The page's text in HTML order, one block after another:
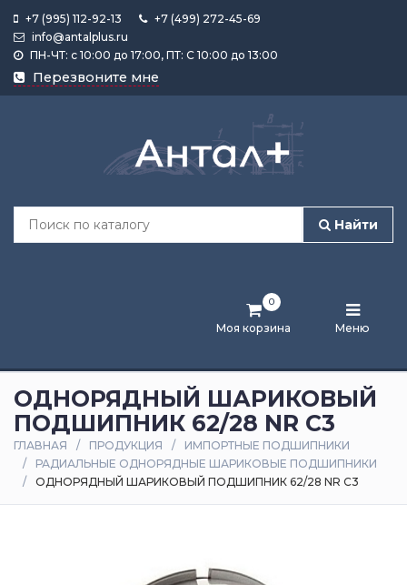
+7 (995) 112-92-13
+7 (499) 272-45-69
info@antalplus.ru
ПН-ЧТ: с 10:00 до 17:00, ПТ: С 10:00 до 13:00
Перезвоните мне
Найти
Моя корзина
0
Меню
Каталог
продукции
Лента
и
статьи
Оплата
доставка
ОДНОРЯДНЫЙ ШАРИКОВЫЙ
ПОДШИПНИК 62/28 NR C3
ГЛАВНАЯ ПРОДУКЦИЯ
ИМПОРТНЫЕ ПОДШИПНИКИ
РАДИАЛЬНЫЕ ОДНОРЯДНЫЕ ШАРИКОВЫЕ ПОДШИПНИКИ
ОДНОРЯДНЫЙ ШАРИКОВЫЙ ПОДШИПНИК 62/28 NR C3